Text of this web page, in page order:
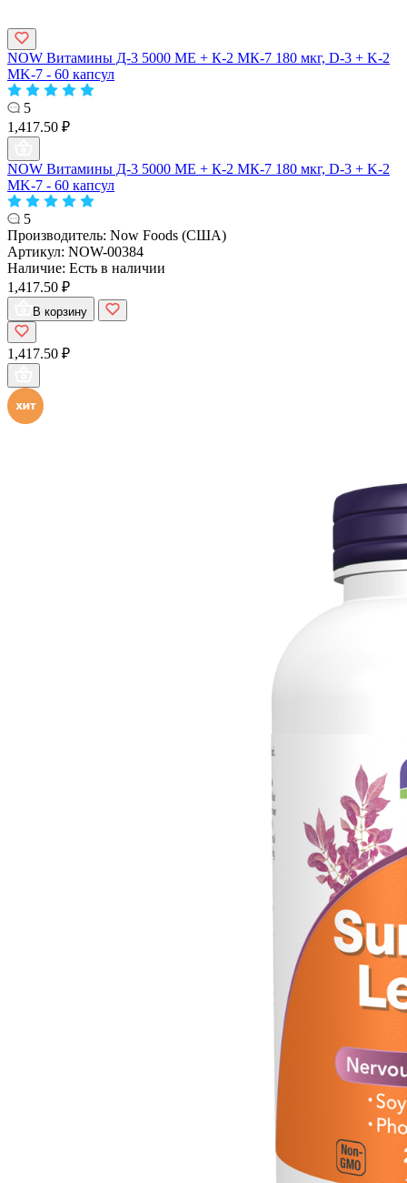
NOW Витамины Д-3 5000 МЕ + К-2 МК-7 180 мкг, D-3 + K-2
MK-7 - 60 капсул
5
1,417.50 ₽
NOW Витамины Д-3 5000 МЕ + К-2 МК-7 180 мкг, D-3 + K-2
MK-7 - 60 капсул
5
Производитель: Now Foods (США)
Артикул: NOW-00384
Наличие: Есть в наличии
1,417.50 ₽
В корзину
1,417.50 ₽